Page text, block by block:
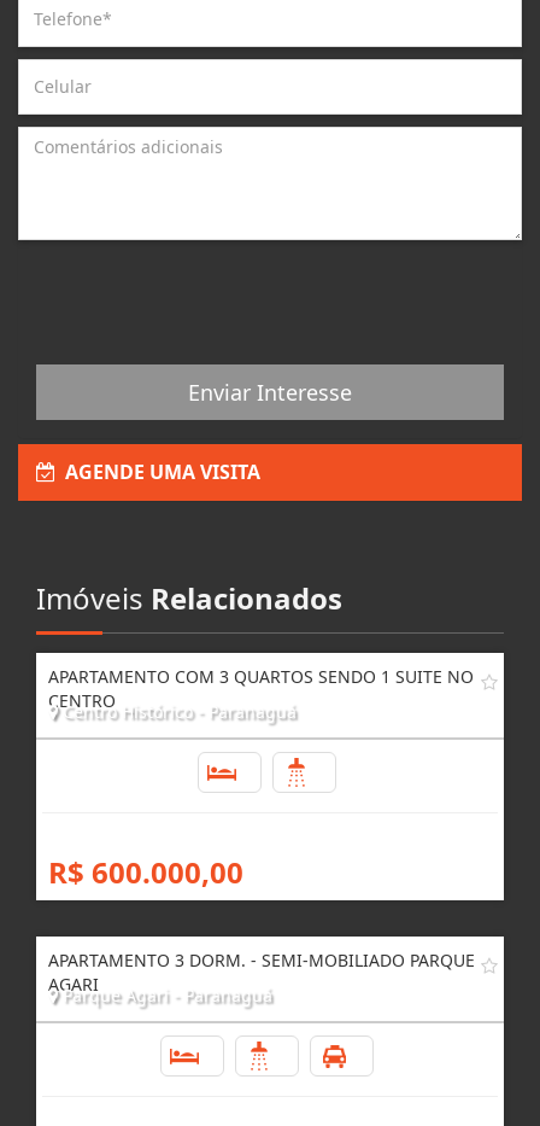
Enviar Interesse
AGENDE UMA VISITA
Imóveis Relacionados
APARTAMENTO COM 3 QUARTOS SENDO 1 SUITE NO
CENTRO
Centro Histórico - Paranaguá
R$ 600.000,00
APARTAMENTO 3 DORM. - SEMI-MOBILIADO PARQUE
AGARI
Parque Agari - Paranaguá